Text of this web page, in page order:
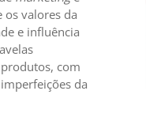
valores da
e influência
com
da